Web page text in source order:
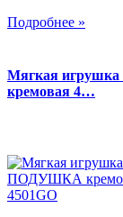
Подробнее »
Мягкая
кремовая 4…